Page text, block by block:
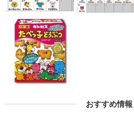
おすすめ情報